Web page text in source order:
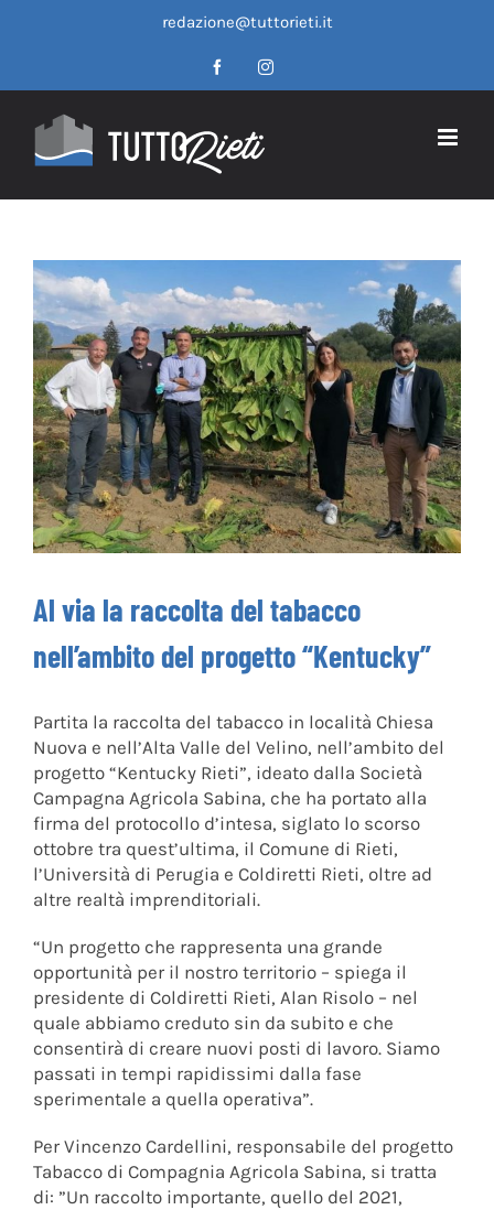
redazione@tuttorieti.it
FacebookInstagram
Al via la raccolta del tabacco
nell’ambito del progetto “Kentucky”
Partita la raccolta del tabacco in località Chiesa
Nuova e nell’Alta Valle del Velino, nell’ambito del
progetto “Kentucky Rieti”, ideato dalla Società
Campagna Agricola Sabina, che ha portato alla
firma del protocollo d’intesa, siglato lo scorso
ottobre tra quest’ultima, il Comune di Rieti,
l’Università di Perugia e Coldiretti Rieti, oltre ad
altre realtà imprenditoriali.
“Un progetto che rappresenta una grande
opportunità per il nostro territorio – spiega il
presidente di Coldiretti Rieti, Alan Risolo – nel
quale abbiamo creduto sin da subito e che
consentirà di creare nuovi posti di lavoro. Siamo
passati in tempi rapidissimi dalla fase
sperimentale a quella operativa”.
Per Vincenzo Cardellini, responsabile del progetto
Tabacco di Compagnia Agricola Sabina, si tratta
di: ”Un raccolto importante, quello del 2021,